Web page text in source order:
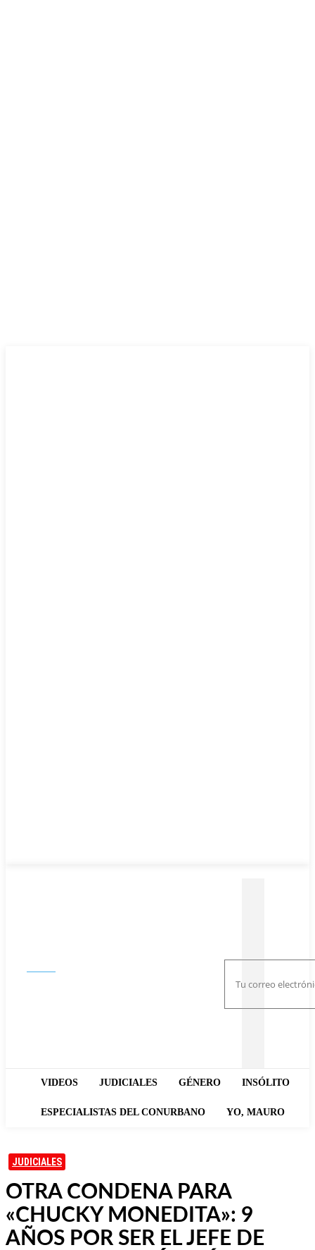
VIDEOS JUDICIALES GÉNERO INSÓLITO
ESPECIALISTAS DEL CONURBANO YO, MAURO
JUDICIALES
OTRA CONDENA PARA
«CHUCKY MONEDITA»: 9
AÑOS POR SER EL JEFE DE